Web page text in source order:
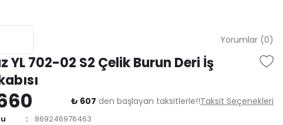
Yorumlar (0)
YL 702-02 S2 Çelik Burun Deri İş
₺ 607 den başlayan taksitlerle!!Taksit Seçenekleri
869246976463